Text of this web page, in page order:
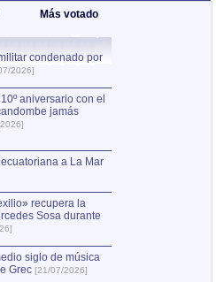
Más votado
condenado por
2026]
aniversario con el
jamás
a La Mar
recupera la
Sosa durante
siglo de música
Grec [21/07/2026]